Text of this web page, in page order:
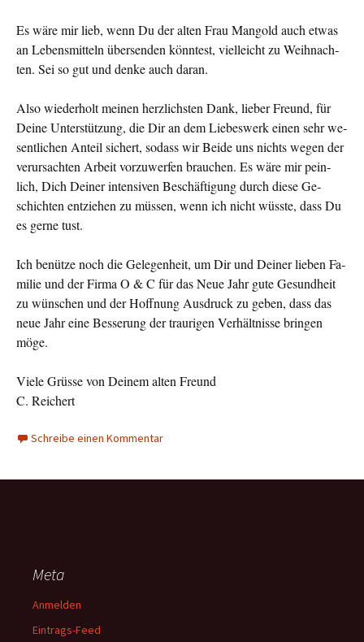
Es wäre mir lieb, wenn Du der alten Frau Mangold auch et­was
an Lebensmitteln übersenden könntest, vielleicht zu Weihnach­
ten. Sei so gut und denke auch daran.
Also wiederholt meinen herzlichsten Dank, lieber Freund, für
Deine Unterstützung, die Dir an dem Liebeswerk einen sehr we­
sentlichen Anteil sichert, sodass wir Beide uns nichts wegen der
verursachten Arbeit vorzuwerfen brau­chen. Es wäre mir pein­
lich, Dich Deiner intensiven Be­schäftigung durch diese Ge­
schichten entziehen zu müssen, wenn ich nicht wüsste, dass Du
es gerne tust.
Ich benütze noch die Gelegenheit, um Dir und Deiner lie­ben Fa­
milie und der Firma O & C für das Neue Jahr gute Gesundheit
zu wünschen und der Hoffnung Ausdruck zu ge­ben, dass das
neue Jahr eine Besserung der traurigen Ver­hältnisse bringen
möge.
Viele Grüsse von Deinem alten Freund
C. Reichert
Schreibe einen Kommentar
Meta
Anmelden
Eintrags-Feed